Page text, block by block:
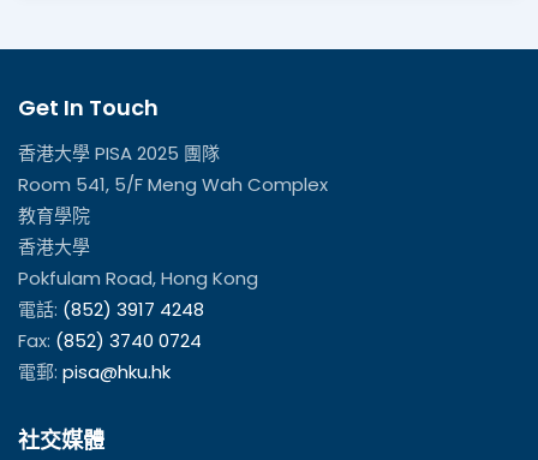
Get In Touch
香港大學 PISA 2025 團隊
Room 541, 5/F Meng Wah Complex
教育學院
香港大學
Pokfulam Road, Hong Kong
電話: (852) 3917 4248
Fax: (852) 3740 0724
電郵: pisa@hku.hk
社交媒體